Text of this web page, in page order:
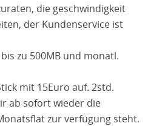
die geschwindigkeit
der Kundenservice ist
zu 500MB und monatl.
mit 15Euro auf. 2std.
ab sofort wieder die
zur verfügung steht.